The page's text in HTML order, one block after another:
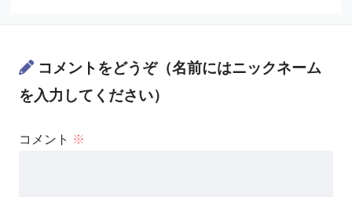
コメントをどうぞ（名前にはニックネーム
を入力してください）
コメント ※